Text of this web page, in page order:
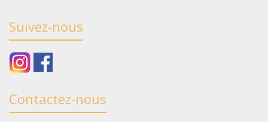
Suivez-nous
Contactez-nous